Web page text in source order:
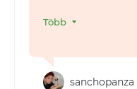
Több
sanchopanza